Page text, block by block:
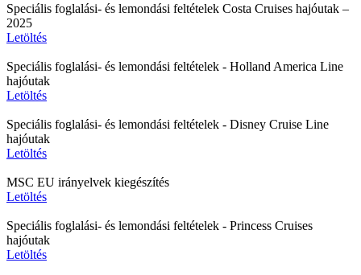
Speciális foglalási- és lemondási feltételek Costa Cruises hajóutak –
2025
Letöltés
Speciális foglalási- és lemondási feltételek - Holland America Line
hajóutak
Letöltés
Speciális foglalási- és lemondási feltételek - Disney Cruise Line
hajóutak
Letöltés
MSC EU irányelvek kiegészítés
Letöltés
Speciális foglalási- és lemondási feltételek - Princess Cruises
hajóutak
Letöltés